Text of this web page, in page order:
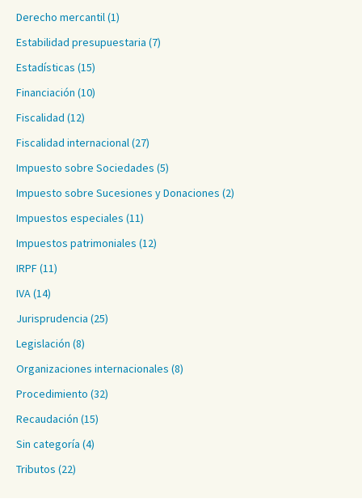
Derecho mercantil(1)
Estabilidad presupuestaria (7)
Estadísticas (15)
Financiación (10)
Fiscalidad (12)
Fiscalidad internacional(27)
Impuesto sobre Sociedades (5)
Impuesto sobre Sucesiones y Donaciones (2)
Impuestos especiales (11)
Impuestos patrimoniales (12)
IRPF(11)
IVA(14)
Jurisprudencia (25)
Legislación (8)
Organizaciones internacionales (8)
Procedimiento (32)
Recaudación (15)
Sin categoría (4)
Tributos (22)